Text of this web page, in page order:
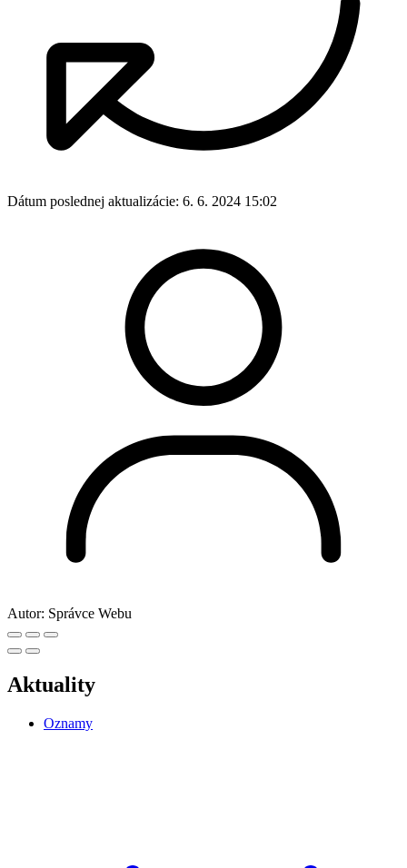
Dátum poslednej aktualizácie: 6. 6. 2024 15:02
Autor: Správce Webu
Aktuality
Oznamy